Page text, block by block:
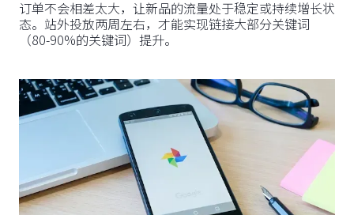
订单不会相差太大，让新品的流量处于稳定或持续增长状
态。站外投放两周左右，才能实现链接大部分关键词
（80-90%的关键词）提升。